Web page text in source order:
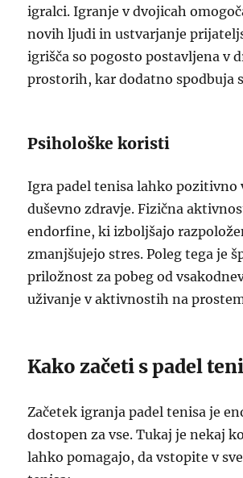
igralci. Igranje v dvojicah
novih ljudi in ustvarjanje
igrišča so pogosto postavljena v
prostorih, kar dodatno spodbuja
Psihološke koristi
Igra padel tenisa lahko pozitivno
duševno zdravje. Fizična
endorfine, ki izboljšajo
zmanjšujejo stres. Poleg tega je
priložnost za pobeg od
uživanje v aktivnostih na
Kako začeti s padel
Začetek igranja padel tenisa je
dostopen za vse. Tukaj je nekaj
lahko pomagajo, da vstopite v